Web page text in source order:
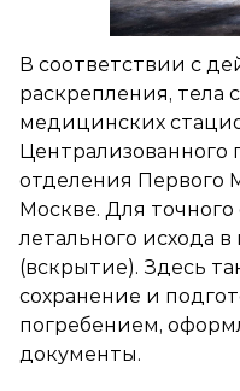
В соответствии с
раскрепления, тела
медицинских
Централизованного
отделения Первого
Москве. Для
летального исхода
(вскрытие). Здесь
сохранение и
погребением,
документы.